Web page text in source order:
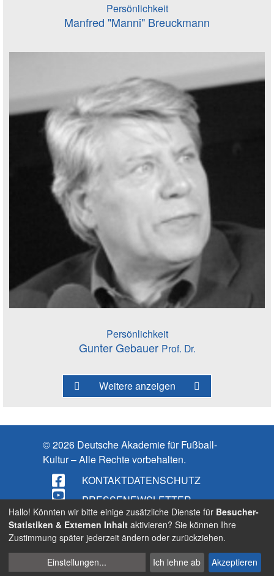
Persönlichkeit
Manfred "Manni" Breuckmann
Persönlichkeit
Gunter Gebauer Prof. Dr.
Weitere anzeigen
© 2026 Deutsche Akademie für Fußball-
Kultur – Alle Rechte vorbehalten.
KONTAKTDATENSCHUTZ
PRESSENEWSLETTER
IMPRESSUM
BARRIEREFREIHEIT
Suche
Cookies
Hallo! Könnten wir bitte einige zusätzliche Dienste für Besucher-
Statistiken & Externen Inhalt aktivieren? Sie können Ihre
Zustimmung später jederzeit ändern oder zurückziehen.
Einstellungen... Ich lehne ab Akzeptieren